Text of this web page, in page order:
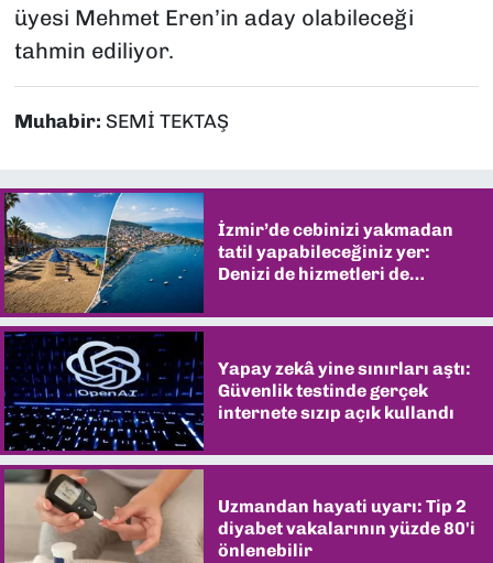
üyesi Mehmet Eren’in aday olabileceği
tahmin ediliyor.
Muhabir: SEMİ TEKTAŞ
İzmir’de cebinizi yakmadan
tatil yapabileceğiniz yer:
Denizi de hizmetleri de
Yapay zekâ yine sınırları aştı:
Güvenlik testinde gerçek
internete sızıp açık kullandı
Uzmandan hayati uyarı: Tip 2
diyabet vakalarının yüzde 80'i
önlenebilir